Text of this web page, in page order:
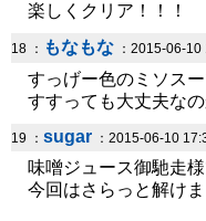
楽しくクリア！！！
18 ： もなもな ：2015-06-10
すっげー色のミソスー
すすっても大丈夫なの
19 ： sugar ：2015-06-10
味噌ジュース御馳走様
今回はさらっと解けま